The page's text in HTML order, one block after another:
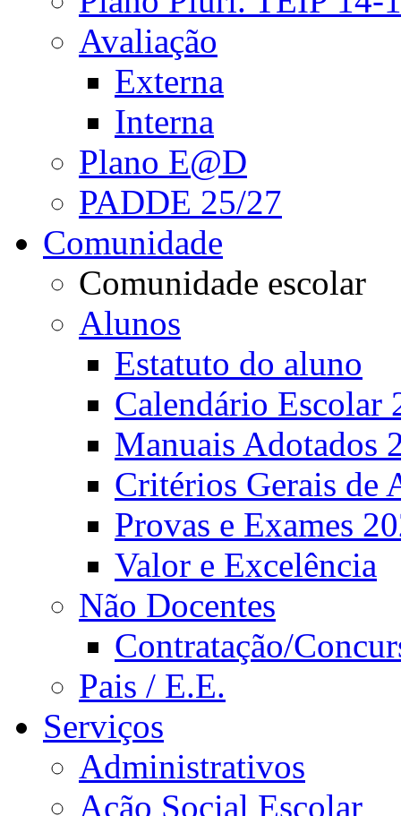
Avaliação
Externa
Interna
Plano E@D
PADDE 25/27
Comunidade
Comunidade escolar
Alunos
Estatuto do aluno
Calendário Escolar
Manuais Adotados
Critérios Gerais de
Provas e Exames
Valor e Excelência
Não Docentes
Contratação/
Pais / E.E.
Serviços
Administrativos
Ação Social Escolar